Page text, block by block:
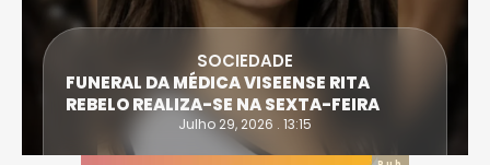
SOCIEDADE
FUNERAL DA MÉDICA VISEENSE RITA
REBELO REALIZA-SE NA SEXTA-FEIRA
Julho 29, 2026 . 13:15